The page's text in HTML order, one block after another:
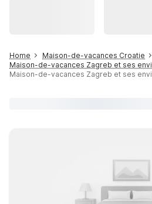
Home
Maison-de-vacances Croatie
Maison-de-vacances Zagreb et ses
Maison-de-vacances Zagreb et ses